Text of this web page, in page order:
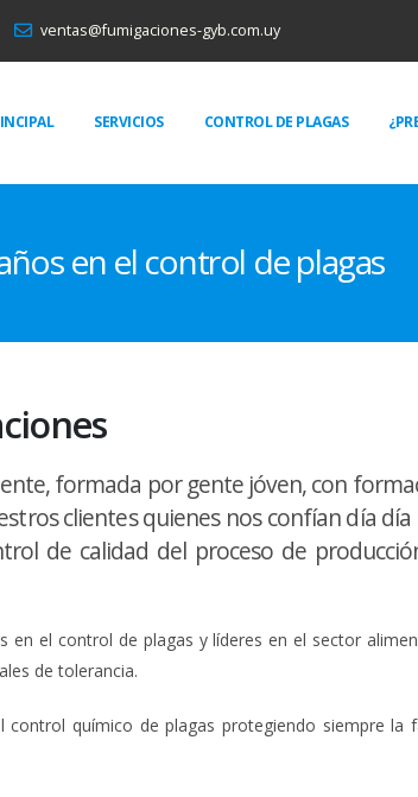
ventas@fumigaciones-gyb.com.uy
SERVICIOS CONTROL DE PLAGAS
en el control de plagas
formada por gente jóven, con
clientes quienes nos confían día día
de calidad del proceso de
en el control de plagas y líderes en el sector
de tolerancia.
químico de plagas protegiendo siempre la